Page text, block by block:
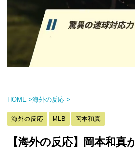
HOME >海外の反応 >
海外の反応 MLB 岡本和真
【海外の反応】岡本和真